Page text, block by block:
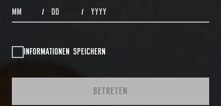
MONTHS / DAYS / YEAR
INFORMATIONEN SPEICHERN
BETRETEN